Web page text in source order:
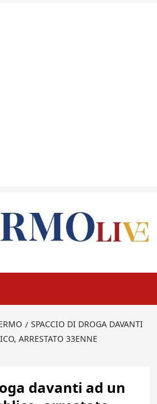
SPACCIO DI DROGA DAVANTI
ARRESTATO 33ENNE
davanti ad un